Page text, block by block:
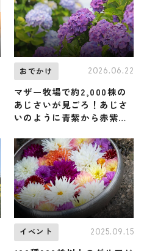
おでかけ 2026.06.22
マザー牧場で約2,000株の
あじさいが見ごろ！あじさ
いのように青紫から赤紫に
も登場 / 千葉県富津市
イベント 2025.09.15